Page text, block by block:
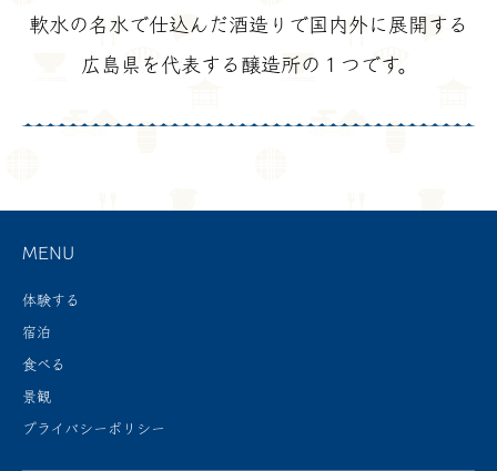
軟水の名水で仕込んだ酒造りで国内外に展開する
広島県を代表する醸造所の１つです。
MENU
体験する
宿泊
食べる
景観
プライバシーポリシー